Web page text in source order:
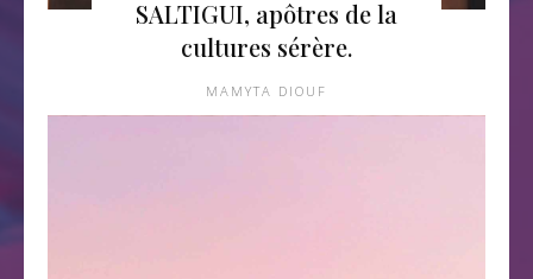
SALTIGUI, apôtres de la
cultures sérère.
MAMYTA DIOUF